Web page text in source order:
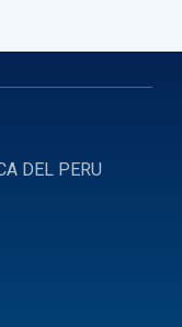
DEL PERU